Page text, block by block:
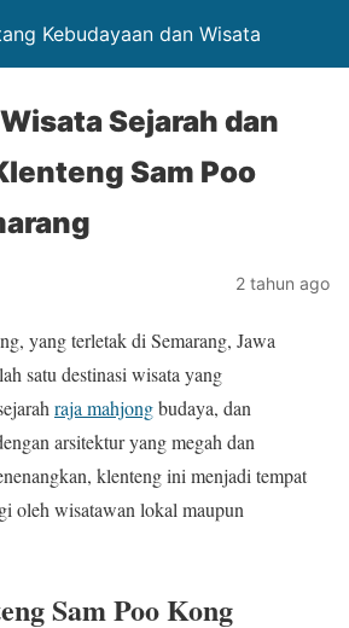
Kebudayaan dan Wisata
Sejarah dan
Sam Poo
2 tahun ago
yang terletak di Semarang, Jawa
satu destinasi wisata yang
raja mahjongbudaya, dan
arsitektur yang megah dan
klenteng ini menjadi tempat
oleh wisatawan lokal maupun
Sam Poo Kong